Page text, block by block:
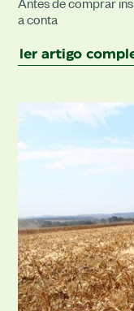
a conta
ler artigo